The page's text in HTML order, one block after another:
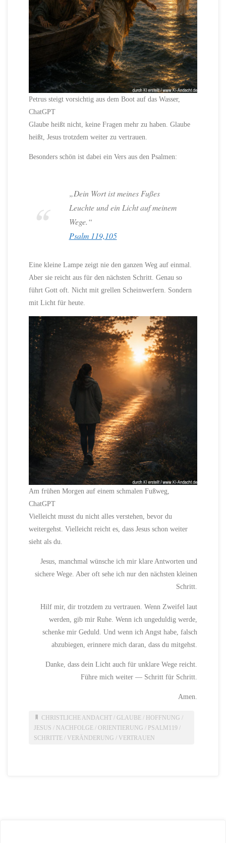
Petrus steigt vorsichtig aus dem Boot auf das Wasser,
ChatGPT
Glaube heißt nicht, keine Fragen mehr zu haben. Glaube
heißt, Jesus trotzdem weiter zu vertrauen.
Besonders schön ist dabei ein Vers aus den Psalmen:
„Dein Wort ist meines Fußes
Leuchte und ein Licht auf meinem
Wege.“
Psalm 119,105
Eine kleine Lampe zeigt nie den ganzen Weg auf einmal.
Aber sie reicht aus für den nächsten Schritt. Genau so
führt Gott oft. Nicht mit grellen Scheinwerfern. Sondern
mit Licht für heute.
Am frühen Morgen auf einem schmalen Fußweg,
ChatGPT
Vielleicht musst du nicht alles verstehen, bevor du
weitergehst. Vielleicht reicht es, dass Jesus schon weiter
sieht als du.
Jesus, manchmal wünsche ich mir klare Antworten und
sichere Wege. Aber oft sehe ich nur den nächsten kleinen
Schritt.
Hilf mir, dir trotzdem zu vertrauen. Wenn Zweifel laut
werden, gib mir Ruhe. Wenn ich ungeduldig werde,
schenke mir Geduld. Und wenn ich Angst habe, falsch
abzubiegen, erinnere mich daran, dass du mitgehst.
Danke, dass dein Licht auch für unklare Wege reicht.
Führe mich weiter — Schritt für Schritt.
Amen.
CHRISTLICHE ANDACHT/ GLAUBE/ HOFFNUNG /
JESUS / NACHFOLGE /ORIENTIERUNG / PSALM119 /
SCHRITTE / VERÄNDERUNG / VERTRAUEN